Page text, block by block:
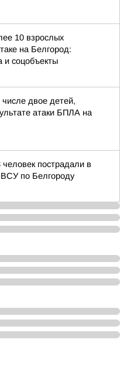
10 взрослых
на Белгород:
соцобъекты
двое детей,
атаки БПЛА на
пострадали в
ВСУ по Белгороду